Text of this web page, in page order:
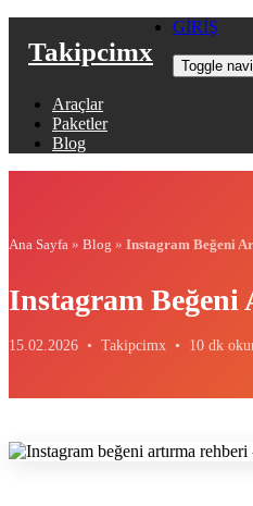
Takipcimx
GİRİŞ
Toggle
Araçlar
Paketler
Blog
Ana Sayfa » Blog » Instagram Beğeni
Instagram Beğeni
15.02.2026 • Takipcimx • 10 dk